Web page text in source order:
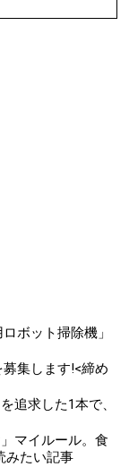
ボット掃除機」
集します!<締め
追求した1本で、
マイルール。食
みたい記事